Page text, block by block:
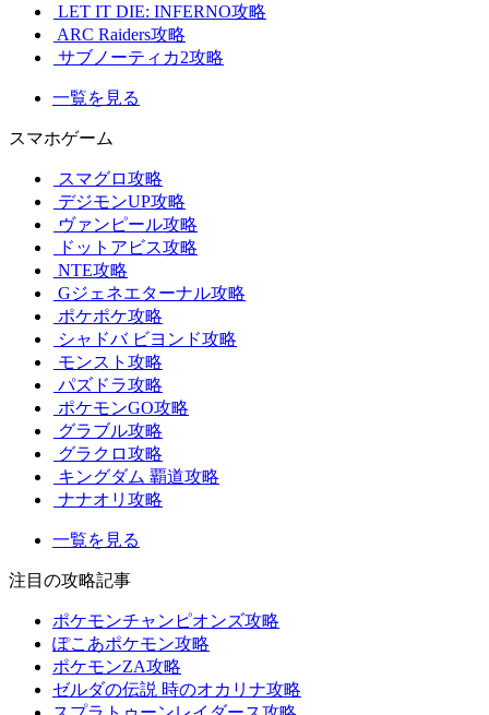
LET IT DIE: INFERNO攻略
ARC Raiders攻略
サブノーティカ2攻略
一覧を見る
スマホゲーム
スマグロ攻略
デジモンUP攻略
ヴァンピール攻略
ドットアビス攻略
NTE攻略
Gジェネエターナル攻略
ポケポケ攻略
シャドバ ビヨンド攻略
モンスト攻略
パズドラ攻略
ポケモンGO攻略
グラブル攻略
グラクロ攻略
キングダム 覇道攻略
ナナオリ攻略
一覧を見る
注目の攻略記事
ポケモンチャンピオンズ攻略
ぽこあポケモン攻略
ポケモンZA攻略
ゼルダの伝説 時のオカリナ攻略